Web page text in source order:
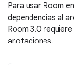
Para usar Room
dependencias al
Room 3.0
anotaciones.